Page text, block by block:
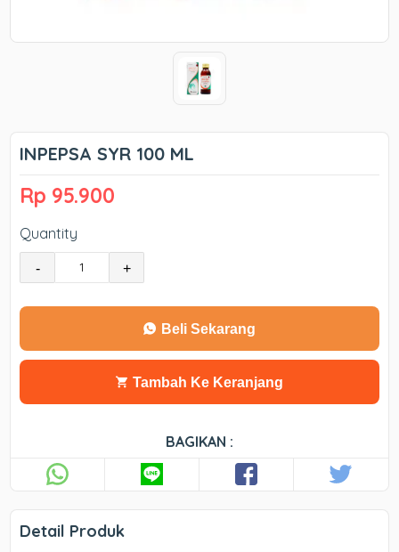
INPEPSA SYR 100 ML
Rp 95.900
Quantity
- +
Beli Sekarang
Tambah Ke Keranjang
BAGIKAN :
Detail Produk